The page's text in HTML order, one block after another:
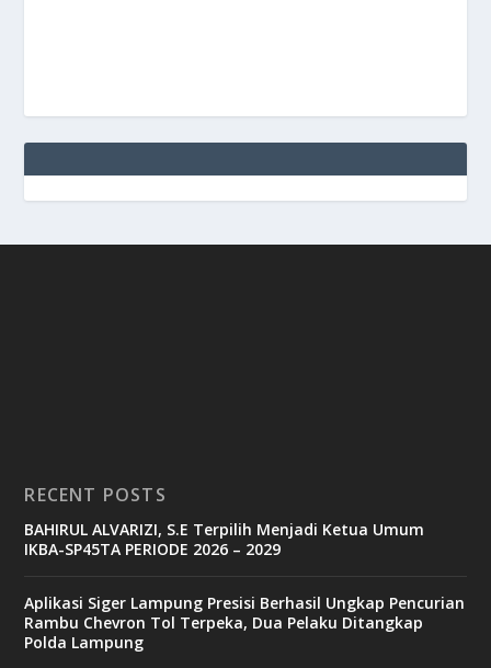
RECENT POSTS
BAHIRUL ALVARIZI, S.E Terpilih Menjadi Ketua Umum
IKBA-SP45TA PERIODE 2026 – 2029
Aplikasi Siger Lampung Presisi Berhasil Ungkap Pencurian
Rambu Chevron Tol Terpeka, Dua Pelaku Ditangkap
Polda Lampung